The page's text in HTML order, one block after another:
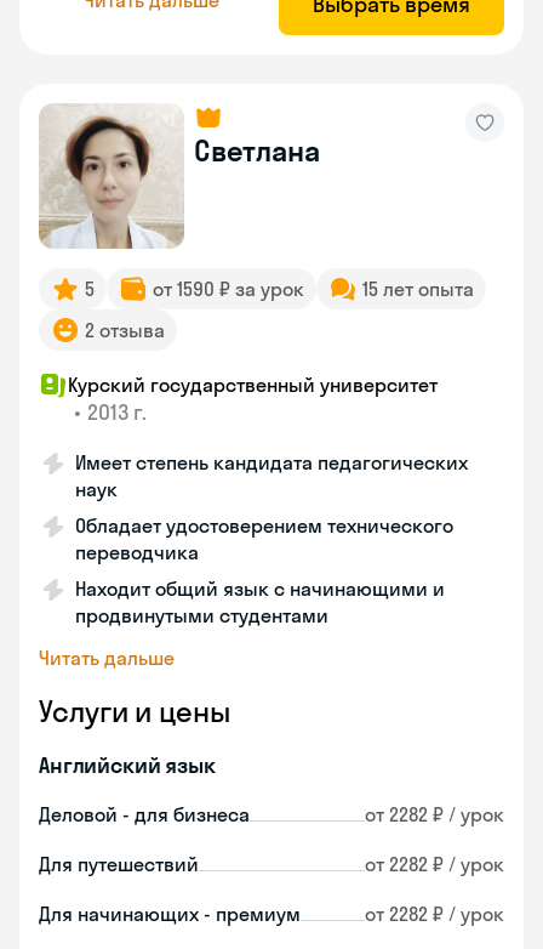
Светлана
5 от 1590 ₽ за урок
15 лет опыта
2 отзыва
Курский государственный университет
• 2013 г.
Имеет степень кандидата педагогических
наук
Обладает удостоверением технического
переводчика
Находит общий язык с начинающими и
продвинутыми студентами
Читать дальше
Услуги и цены
Английский язык
Деловой - для бизнеса от 2282 ₽ / урок
Для путешествий от 2282 ₽ / урок
Для начинающих - премиум от 2282 ₽ / урок